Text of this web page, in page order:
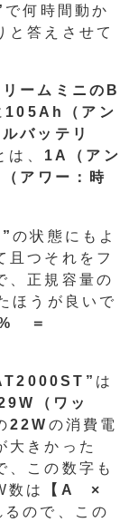
で何時間動か
と答えさせて
ームミニのB
105Ah（アン
バッテリ
は、 1A（アン
アワー：時
”の状態にもよ
且つそれをフ
、正規容量の
ほうが良いで
＝
は
（ワッ
22W の消費電
大きかった
、この数字も
数は
【A ×
るので、この